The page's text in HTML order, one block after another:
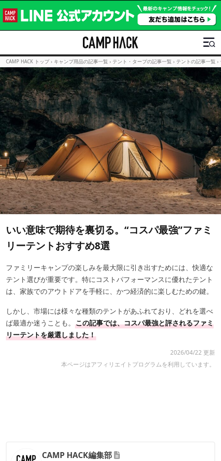
CAMP HACK トップ › キャンプ用品の記事一覧 › テント・タープの記事一覧 › テントの記事一覧 ›
いい意味で期待を裏切る。“コスパ最強”ファミ
リーテントおすすめ8選
ファミリーキャンプの楽しみを最大限に引き出すためには、快適な
テント選びが重要です。特にコストパフォーマンスに優れたテント
は、家族でのアウトドアを手軽に、かつ経済的に楽しむための鍵。
しかし、市場には様々な種類のテントがあふれており、どれを選べ
ば最適か迷うことも。 この記事では、コスパ最強と評されるファミ
リーテントを厳選しました！
2026/04/22 更新
本ページはアフィリエイトプログラムを利用しています。
CAMP HACK編集部